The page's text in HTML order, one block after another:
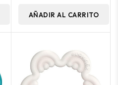
AÑADIR AL CARRITO